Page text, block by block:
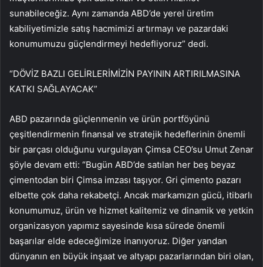
sunabileceğiz. Aynı zamanda ABD’de yerel üretim
kabiliyetimizle satış hacmimizi artırmayı ve pazardaki
konumumuzu güçlendirmeyi hedefliyoruz” dedi.
“DÖVİZ BAZLI GELİRLERİMİZİN PAYININ ARTIRILMASINA
KATKI SAĞLAYACAK”
ABD pazarında güçlenmenin ve ürün portföyünü
çeşitlendirmenin finansal ve stratejik hedeflerinin önemli
bir parçası olduğunu vurgulayan Çimsa CEO’su Umut Zenar
şöyle devam etti: “Bugün ABD’de satılan her beş beyaz
çimentodan biri Çimsa imzası taşıyor. Gri çimento pazarı
elbette çok daha rekabetçi. Ancak markamızın gücü, itibarlı
konumumuz, ürün ve hizmet kalitemiz ve dinamik ve yetkin
organizasyon yapımız sayesinde kısa sürede önemli
başarılar elde edeceğimize inanıyoruz. Diğer yandan
dünyanın en büyük inşaat ve altyapı pazarlarından biri olan,